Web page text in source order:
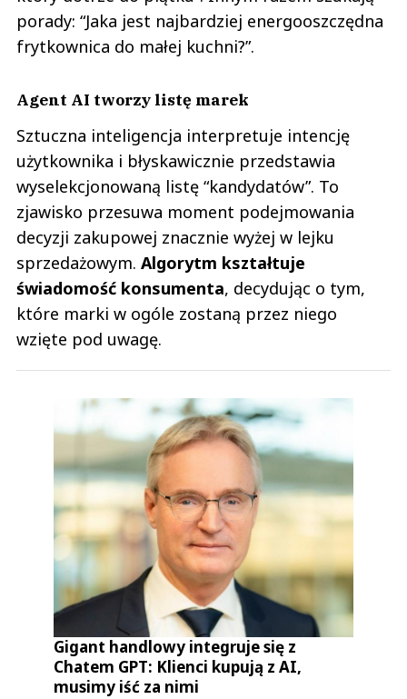
porady: “Jaka jest najbardziej energooszczędna
frytkownica do małej kuchni?”.
Agent AI tworzy listę marek
Sztuczna inteligencja interpretuje intencję
użytkownika i błyskawicznie przedstawia
wyselekcjonowaną listę “kandydatów”. To
zjawisko przesuwa moment podejmowania
decyzji zakupowej znacznie wyżej w lejku
sprzedażowym. Algorytm kształtuje
świadomość konsumenta, decydując o tym,
które marki w ogóle zostaną przez niego
wzięte pod uwagę.
Gigant handlowy integruje się z
Chatem GPT: Klienci kupują z AI,
musimy iść za nimi